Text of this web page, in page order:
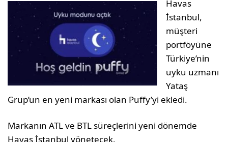
Havas
İstanbul,
müşteri
portföyüne
Türkiye’nin
uyku uzmanı
Yataş
Grup’un en yeni markası olan Puffy’yi ekledi.
Markanın ATL ve BTL süreçlerini yeni dönemde
Havas İstanbul yönetecek.